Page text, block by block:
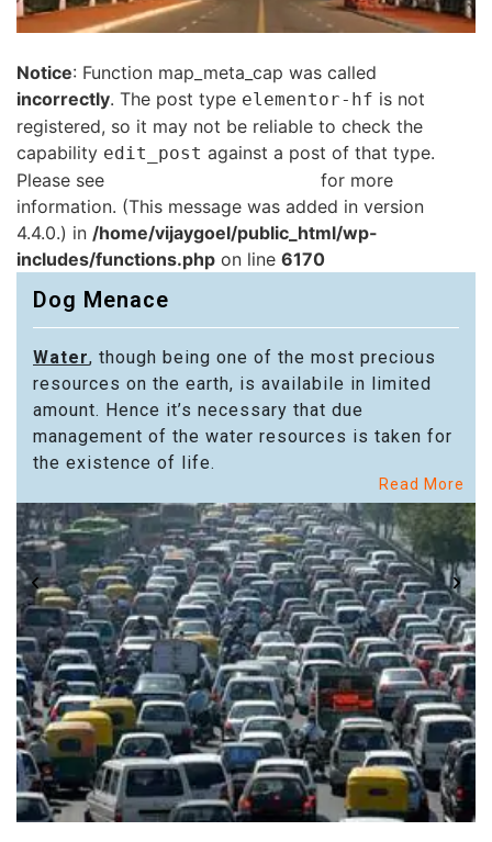
Notice: Function map_meta_cap was called
incorrectly. The post type elementor-hf is not
registered, so it may not be reliable to check the
capability edit_post against a post of that type.
Please see
for more
information. (This message was added in version
4.4.0.) in /home/vijaygoel/public_html/wp-
includes/functions.php on line 6170
Dog Menace
Water, though being one of the most precious
resources on the earth, is availabile in limited
amount. Hence it’s necessary that due
management of the water resources is taken for
the existence of life.
Read More